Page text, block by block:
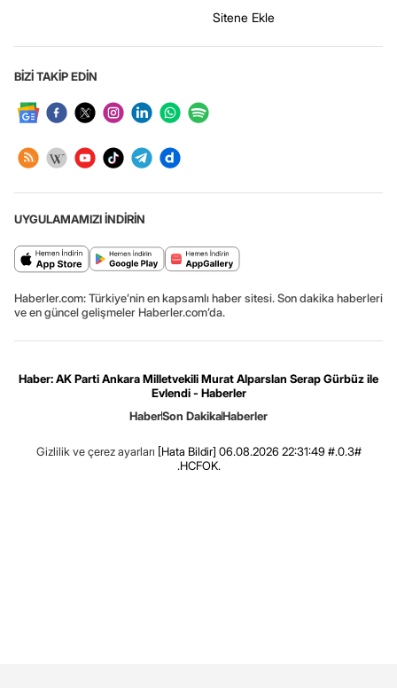
Sitene Ekle
BİZİ TAKİP EDİN
UYGULAMAMIZI İNDİRİN
Haberler.com: Türkiye’nin en kapsamlı haber sitesi. Son dakika haberleri
ve en güncel gelişmeler Haberler.com’da.
Haber: AK Parti Ankara Milletvekili Murat Alparslan Serap Gürbüz ile
Evlendi - Haberler
HaberSon DakikaHaberler
Gizlilik ve çerez ayarları [Hata Bildir] 06.08.2026 22:31:49 #.0.3#
.HCFOK.